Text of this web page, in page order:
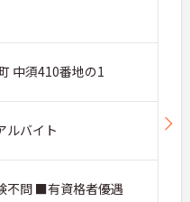
中須410番地の1
ルバイト
不問 ■有資格者優遇